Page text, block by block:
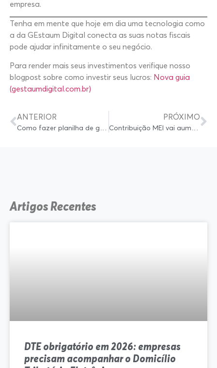
empresa.
Tenha em mente que hoje em dia uma tecnologia como
a da GEstaum Digital conecta as suas notas fiscais
pode ajudar infinitamente o seu negócio.
Para render mais seus investimentos verifique nosso
blogpost sobre como investir seus lucros: Nova guia
(gestaumdigital.com.br)
ANTERIOR PRÓXIMO
Artigos Recentes
DTE obrigatório em 2026: empresas
precisam acompanhar o Domicílio